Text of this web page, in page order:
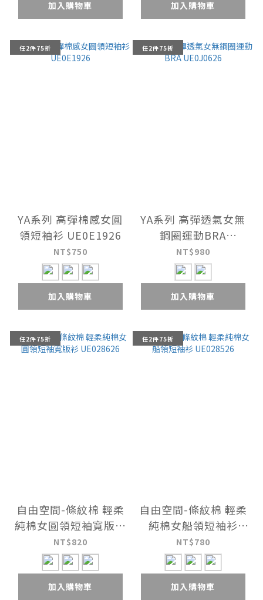
加入購物車 加入購物車
任2件75折
YA系列 高彈棉感女圓
領短袖衫 UE0E1926
NT$750
加入購物車
任2件75折
YA系列 高彈透氣女無
鋼圈運動BRA
UE0J0626
NT$980
加入購物車
任2件75折
自由空間-條紋棉 輕柔
純棉女圓領短袖寬版衫
UE028626
NT$820
加入購物車
任2件75折
自由空間-條紋棉 輕柔
純棉女船領短袖衫
UE028526
NT$780
加入購物車